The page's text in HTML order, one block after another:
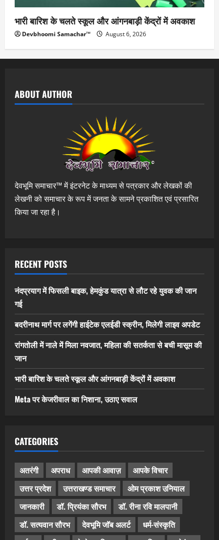
भारी बारिश के चलते स्कूल और आंगनबाड़ी केंद्रों में अवकाश
Devbhoomi Samachar™ August 6, 2026
ABOUT AUTHOR
देवभूमि समाचार™ में इंटरनेट के माध्यम से पत्रकार और लेखकों की
लेखनी को समाचार के रूप में जनता के सामने प्रकाशित एवं प्रसारित
किया जा रहा है।
RECENT POSTS
नंदप्रयाग में फिसली बाइक, हेमकुंड यात्रा से लौट रहे युवक की जान
गई
बदरीनाथ मार्ग पर लगेंगी हाईटेक एलईडी स्क्रीन, मिलेगी लाइव अपडेट
रांगतोली में नाले में मिला नवजात, महिला की सतर्कता से बची मासूम की
जान
भारी बारिश के चलते स्कूल और आंगनबाड़ी केंद्रों में अवकाश
Meta पर केजरीवाल का निशाना, उठाए सवाल
CATEGORIES
अतरंगी अपराध आपकी आवाज़
आपके विचार
उत्तर प्रदेश
उत्तराखण्ड समाचार
ओम प्रकाश उनियाल
जानकारी
डॉ. प्रियंका सौरभ
डॉ. रीना रवि मालपानी
डॉ. सत्यवान सौरभ
देवभूमि जॉब अलर्ट
धर्म-संस्कृति